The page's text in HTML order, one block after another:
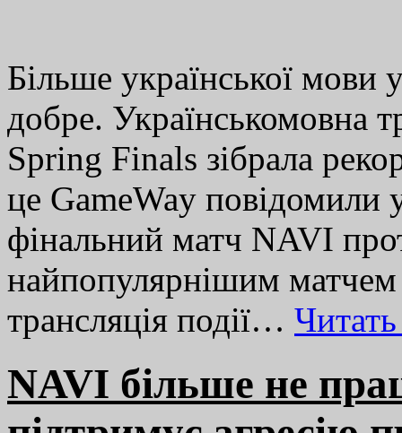
Більше української мови
добре. Українськомовна
Spring Finals зібрала
це GameWay повідомили
фінальний матч NAVI
найпопулярнішим матчем
трансляція події…
NAVI більше не